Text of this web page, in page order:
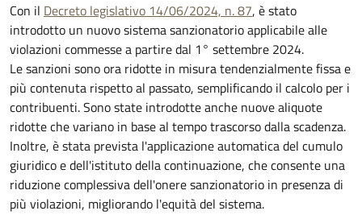
Con il Decreto legislativo 14/06/2024, n. 87, è stato
introdotto un nuovo sistema sanzionatorio applicabile alle
violazioni commesse a partire dal 1° settembre 2024.
Le sanzioni sono ora ridotte in misura tendenzialmente fissa e
più contenuta rispetto al passato, semplificando il calcolo per i
contribuenti. Sono state introdotte anche nuove aliquote
ridotte che variano in base al tempo trascorso dalla scadenza.
Inoltre, è stata prevista l'applicazione automatica del cumulo
giuridico e dell'istituto della continuazione, che consente una
riduzione complessiva dell'onere sanzionatorio in presenza di
più violazioni, migliorando l'equità del sistema.